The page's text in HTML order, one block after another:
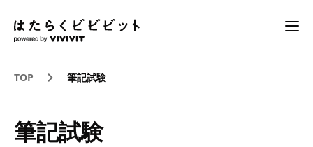
TOP 筆記試験
筆記試験